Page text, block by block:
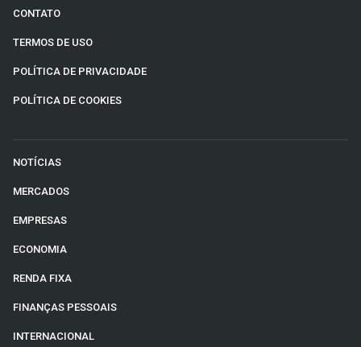
CONTATO
TERMOS DE USO
POLÍTICA DE PRIVACIDADE
POLÍTICA DE COOKIES
NOTÍCIAS
MERCADOS
EMPRESAS
ECONOMIA
RENDA FIXA
FINANÇAS PESSOAIS
INTERNACIONAL